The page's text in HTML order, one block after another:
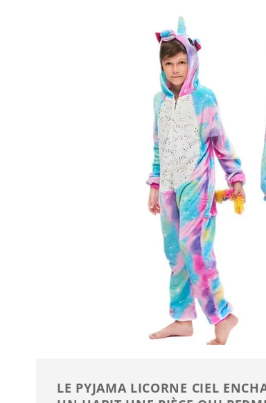
LE PYJAMA LICORNE CIEL